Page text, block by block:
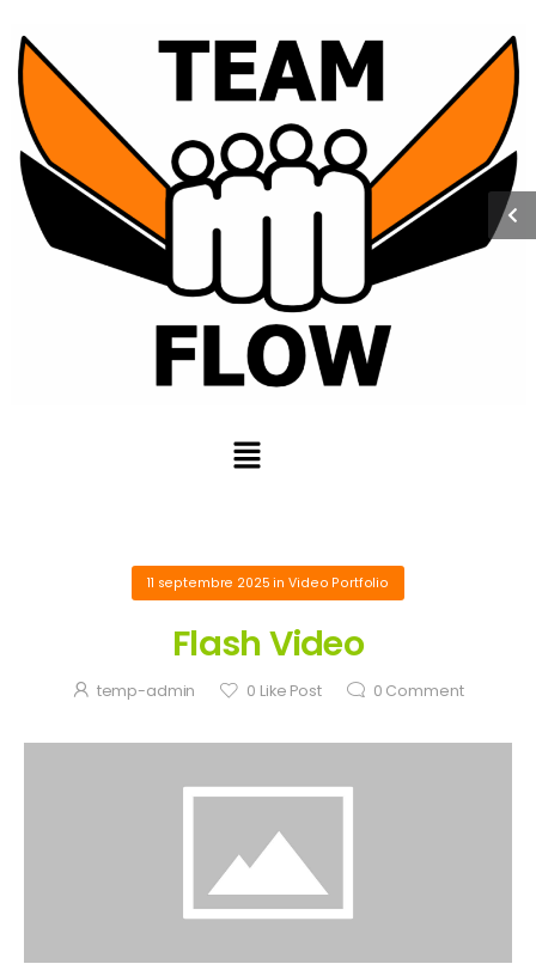
11 septembre 2025 inVideo Portfolio
Flash Video
temp-admin 0 Like Post 0 Comment